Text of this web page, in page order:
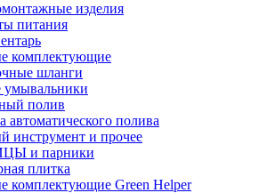
изделия
питания
комплектующие
шланги
умывальники
полив
автоматического полива
инструмент и прочее
и парники
плитка
комплектующие Green Helper